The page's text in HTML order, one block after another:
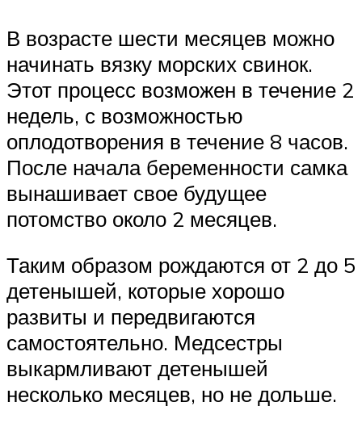
В возрасте шести месяцев можно
начинать вязку морских свинок.
Этот процесс возможен в течение 2
недель, с возможностью
оплодотворения в течение 8 часов.
После начала беременности самка
вынашивает свое будущее
потомство около 2 месяцев.
Таким образом рождаются от 2 до 5
детенышей, которые хорошо
развиты и передвигаются
самостоятельно. Медсестры
выкармливают детенышей
несколько месяцев, но не дольше.